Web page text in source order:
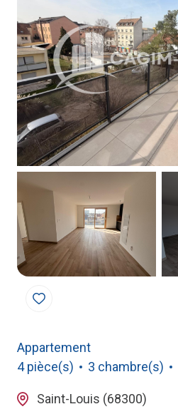
Appartement
4 pièce(s)
3 chambre(s)
Saint-Louis (68300)